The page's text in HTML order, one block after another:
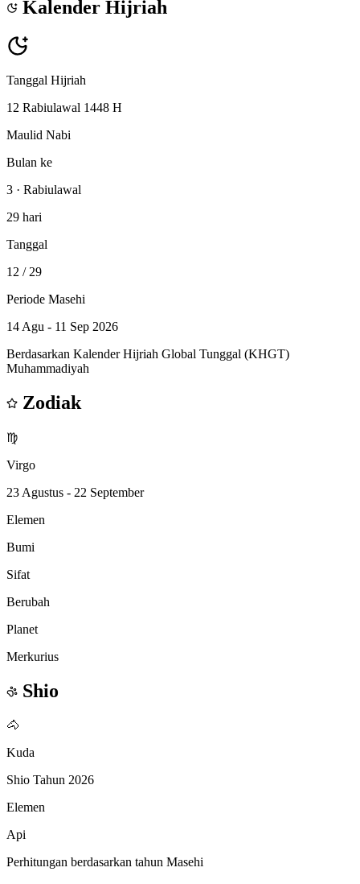
Kalender Hijriah
Tanggal Hijriah
12 Rabiulawal 1448 H
Maulid Nabi
Bulan ke
3 · Rabiulawal
29 hari
Tanggal
12 / 29
Periode Masehi
14 Agu - 11 Sep 2026
Berdasarkan Kalender Hijriah Global Tunggal (KHGT)
Muhammadiyah
Zodiak
♍
Virgo
23 Agustus - 22 September
Elemen
Bumi
Sifat
Berubah
Planet
Merkurius
Shio
🐴
Kuda
Shio Tahun 2026
Elemen
Api
Perhitungan berdasarkan tahun Masehi